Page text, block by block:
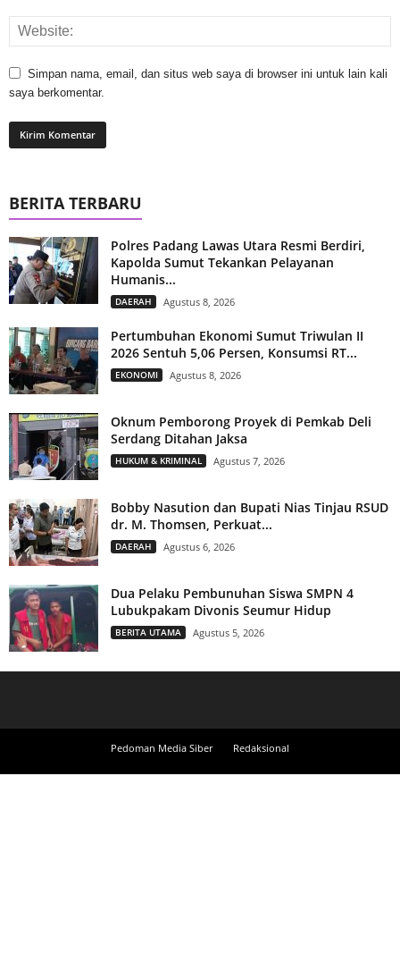
Simpan nama, email, dan situs web saya di browser ini untuk lain kali
saya berkomentar.
BERITA TERBARU
Polres Padang Lawas Utara Resmi Berdiri,
Kapolda Sumut Tekankan Pelayanan
Humanis...
DAERAH Agustus 8, 2026
Pertumbuhan Ekonomi Sumut Triwulan II
2026 Sentuh 5,06 Persen, Konsumsi RT...
EKONOMI Agustus 8, 2026
Oknum Pemborong Proyek di Pemkab Deli
Serdang Ditahan Jaksa
HUKUM & KRIMINAL Agustus 7, 2026
Bobby Nasution dan Bupati Nias Tinjau RSUD
dr. M. Thomsen, Perkuat...
DAERAH Agustus 6, 2026
Dua Pelaku Pembunuhan Siswa SMPN 4
Lubukpakam Divonis Seumur Hidup
BERITA UTAMA Agustus 5, 2026
Pedoman Media Siber Redaksional